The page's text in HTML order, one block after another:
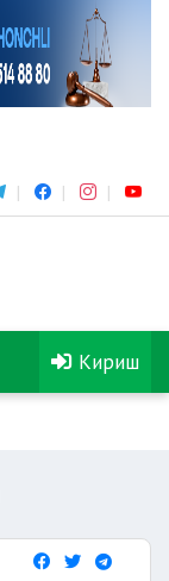
Кириш